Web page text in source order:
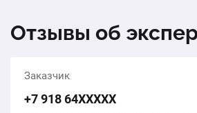
Отзывы об
Заказчик
+7 918 64ХХХХХ